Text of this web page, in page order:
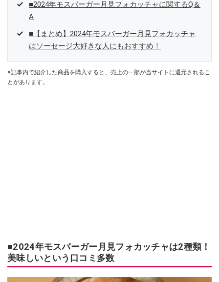
■2024年モスバーガー月見フォカッチャに関するQ＆
A
■【まとめ】2024年モスバーガー月見フォカッチャ
はソーセージ大好きな人にもおすすめ！
※記事内で紹介した商品を購入すると、売上の一部が当サイトに還元されるこ
とがあります。
■2024年モスバーガー月見フォカッチャは2種類！
美味しいという口コミ多数